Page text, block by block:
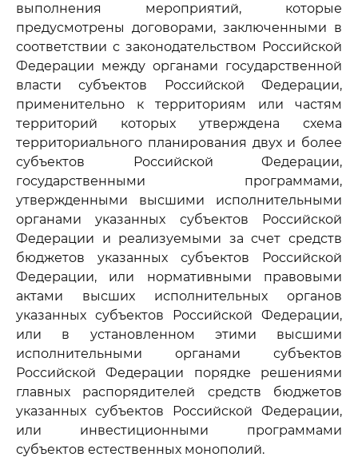
выполнения мероприятий, которые
предусмотрены договорами, заключенными в
соответствии с законодательством Российской
Федерации между органами государственной
власти субъектов Российской Федерации,
применительно к территориям или частям
территорий которых утверждена схема
территориального планирования двух и более
субъектов Российской Федерации,
государственными программами,
утвержденными высшими исполнительными
органами указанных субъектов Российской
Федерации и реализуемыми за счет средств
бюджетов указанных субъектов Российской
Федерации, или нормативными правовыми
актами высших исполнительных органов
указанных субъектов Российской Федерации,
или в установленном этими высшими
исполнительными органами субъектов
Российской Федерации порядке решениями
главных распорядителей средств бюджетов
указанных субъектов Российской Федерации,
или инвестиционными программами
субъектов естественных монополий.